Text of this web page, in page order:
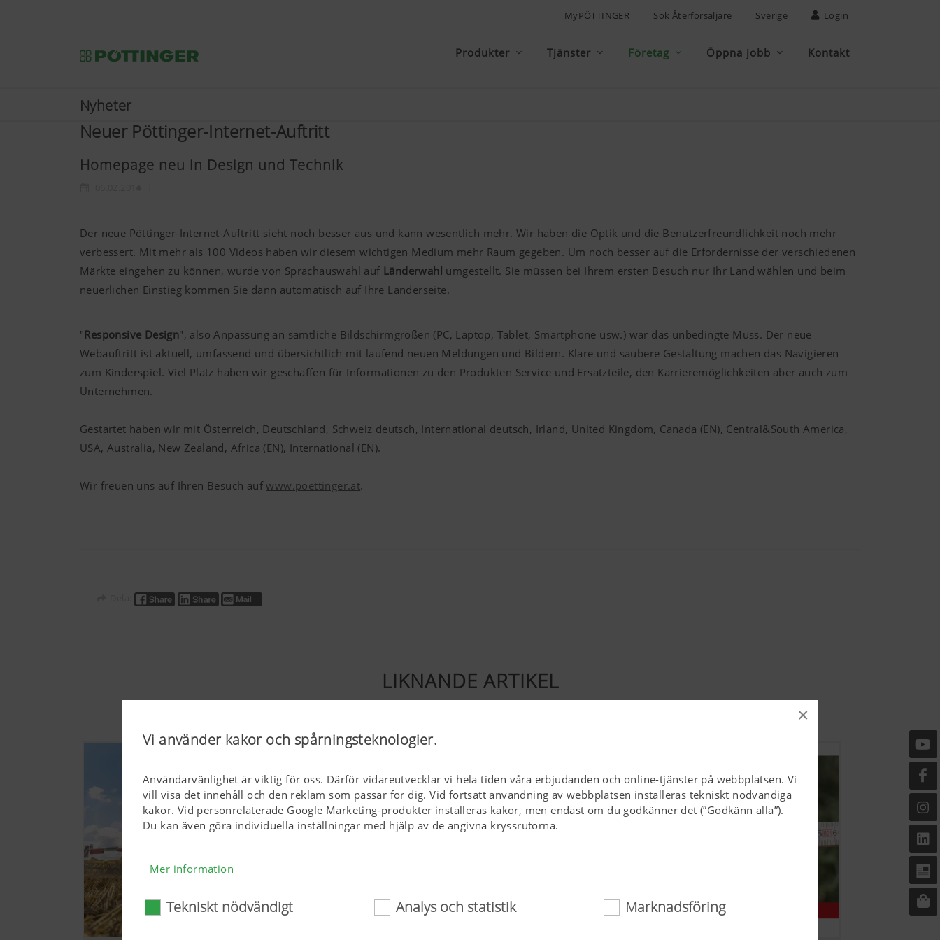
×
Vi använder kakor och spårningsteknologier.
Användarvänlighet är viktig för oss. Därför vidareutvecklar vi hela tiden våra erbjudanden och online-tjänster på webbplatsen. Vi
vill visa det innehåll och den reklam som passar för dig. Vid fortsatt användning av webbplatsen installeras tekniskt nödvändiga
kakor. Vid personrelaterade Google Marketing-produkter installeras kakor, men endast om du godkänner det (”Godkänn alla”).
Du kan även göra individuella inställningar med hjälp av de angivna kryssrutorna.
Tekniskt nödvändigt
Mer information
Tekniskt nödvändigt Analys och statistik Marknadsföring
MyPÖTTINGER Sök Återförsäljare Sverige Login
Produkter Tjänster Företag Öppna jobb Kontakt
Nyheter
Neuer Pöttinger-Internet-Auftritt
Homepage neu in Design und Technik
Der neue Pöttinger-Internet-Auftritt sieht noch besser aus und kann wesentlich mehr. Wir haben die Optik und die Benutzerfreundlichkeit noch mehr
verbessert. Mit mehr als 100 Videos haben wir diesem wichtigen Medium mehr Raum gegeben. Um noch besser auf die Erfordernisse der verschiedenen
Märkte eingehen zu können, wurde von Sprachauswahl auf Länderwahl umgestellt. Sie müssen bei Ihrem ersten Besuch nur Ihr Land wählen und beim
neuerlichen Einstieg kommen Sie dann automatisch auf Ihre Länderseite.
"Responsive Design", also Anpassung an sämtliche Bildschirmgrößen (PC, Laptop, Tablet, Smartphone usw.) war das unbedingte Muss. Der neue
Webauftritt ist aktuell, umfassend und übersichtlich mit laufend neuen Meldungen und Bildern. Klare und saubere Gestaltung machen das Navigieren
zum Kinderspiel. Viel Platz haben wir geschaffen für Informationen zu den Produkten Service und Ersatzteile, den Karrieremöglichkeiten aber auch zum
Unternehmen.
Gestartet haben wir mit Österreich, Deutschland, Schweiz deutsch, International deutsch, Irland, United Kingdom, Canada (EN), Central&South America,
USA, Australia, New Zealand, Africa (EN), International (EN).
Wir freuen uns auf Ihren Besuch aufwww.poettinger.at.
LIKNANDE ARTIKEL